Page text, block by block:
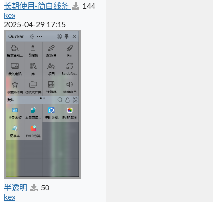
长期使用-简白线条
144
kex
2025-04-29 17:15
半透明
50
kex